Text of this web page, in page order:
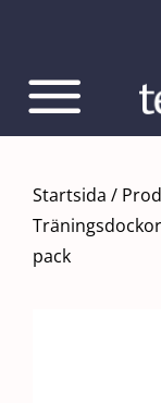
innehållet
Startsida /
pack